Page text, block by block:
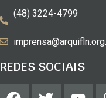
(48) 3224-4799
REDES SOCIAIS